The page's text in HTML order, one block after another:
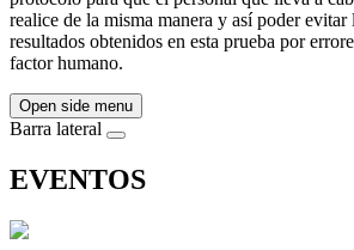
realice de la misma manera y así poder
resultados obtenidos en esta prueba por
factor humano.
Open side menu
Barra lateral
EVENTOS